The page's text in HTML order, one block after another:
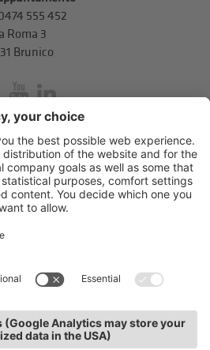
555 452
Roma 3
Brunico
inService
39100 Bolzano.T+39 0471 310 311.
bz.it
Impressum
Privacy